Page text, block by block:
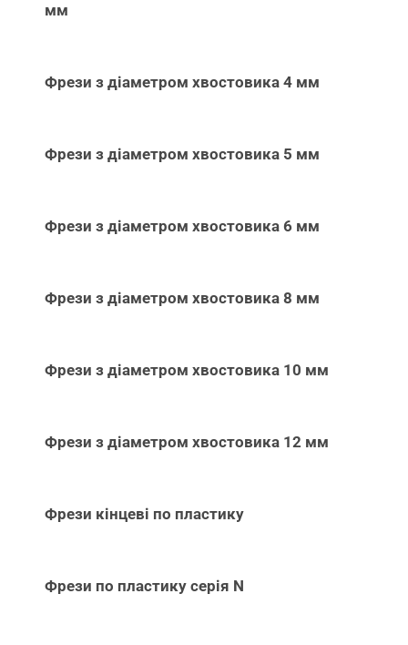
мм
Фрези з діаметром хвостовика 4 мм
Фрези з діаметром хвостовика 5 мм
Фрези з діаметром хвостовика 6 мм
Фрези з діаметром хвостовика 8 мм
Фрези з діаметром хвостовика 10 мм
Фрези з діаметром хвостовика 12 мм
Фрези кінцеві по пластику
Фрези по пластику серія N